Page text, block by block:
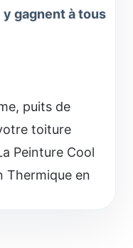
gagnent à tous
puits de
toiture
Peinture Cool
Thermique en